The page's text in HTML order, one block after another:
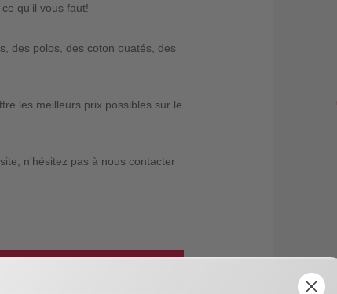
qu'il vous faut!
des polos, des coton ouatés, des
les meilleurs prix possibles sur le
n'hésitez pas à nous contacter